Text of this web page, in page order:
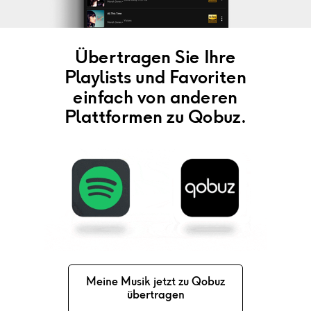
Meine Musik jetzt zu Qobuz
übertragen
Übertragen Sie Ihre
Playlists und Favoriten
einfach von anderen
Plattformen zu Qobuz.